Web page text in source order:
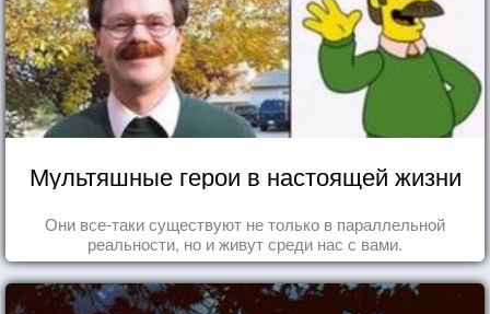
Мультяшные герои в настоящей жизни
Они все-таки существуют не только в параллельной
реальности, но и живут среди нас с вами.